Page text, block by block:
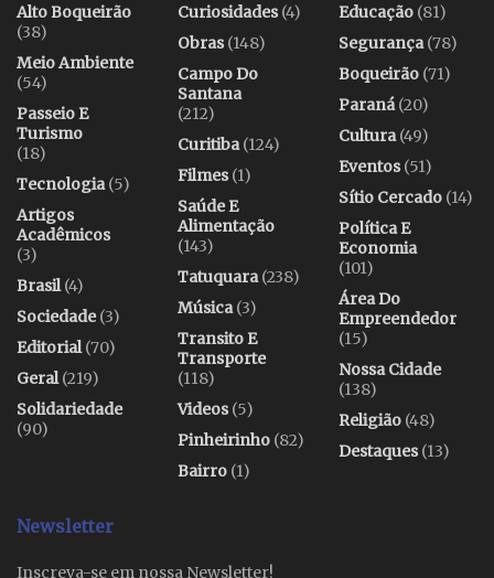
Alto Boqueirão
(38)
Meio Ambiente
(54)
Passeio E
Turismo
(18)
Tecnologia(5)
Artigos
Acadêmicos
(3)
Brasil(4)
Sociedade(3)
Editorial(70)
Geral(219)
Solidariedade
(90)
Curiosidades(4)
Obras(148)
Campo Do
Santana
(212)
Curitiba(124)
Filmes(1)
Saúde E
Alimentação
(143)
Tatuquara(238)
Música(3)
Transito E
Transporte
(118)
Videos(5)
Pinheirinho (82)
Bairro (1)
Educação (81)
Segurança(78)
Boqueirão (71)
Paraná(20)
Cultura(49)
Eventos(51)
Sítio Cercado (14)
Política E
Economia
(101)
Área Do
Empreendedor
(15)
Nossa Cidade
(138)
Religião (48)
Destaques(13)
Newsletter
Inscreva-se em nossa Newsletter!